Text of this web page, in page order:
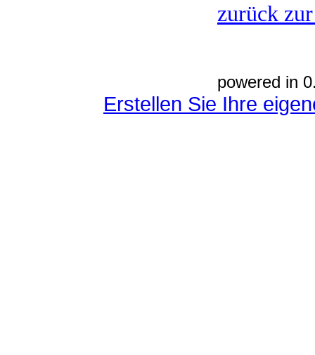
zurück
powered in
Erstellen Sie Ihre